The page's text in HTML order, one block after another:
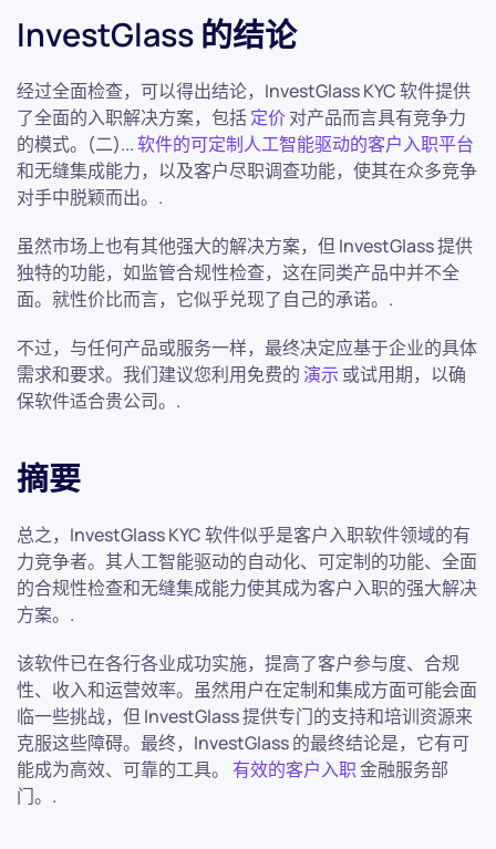
InvestGlass 的结论
经过全面检查，可以得出结论，InvestGlass KYC 软件提供
了全面的入职解决方案，包括定价对产品而言具有竞争力
的模式。(二)...软件的可定制人工智能驱动的客户入职平台
和无缝集成能力，以及客户尽职调查功能，使其在众多竞争
对手中脱颖而出。.
虽然市场上也有其他强大的解决方案，但 InvestGlass 提供
独特的功能，如监管合规性检查，这在同类产品中并不全
面。就性价比而言，它似乎兑现了自己的承诺。.
不过，与任何产品或服务一样，最终决定应基于企业的具体
需求和要求。我们建议您利用免费的 演示 或试用期，以确
保软件适合贵公司。.
摘要
总之，InvestGlass KYC 软件似乎是客户入职软件领域的有
力竞争者。其人工智能驱动的自动化、可定制的功能、全面
的合规性检查和无缝集成能力使其成为客户入职的强大解决
方案。.
该软件已在各行各业成功实施，提高了客户参与度、合规
性、收入和运营效率。虽然用户在定制和集成方面可能会面
临一些挑战，但 InvestGlass 提供专门的支持和培训资源来
克服这些障碍。最终，InvestGlass 的最终结论是，它有可
能成为高效、可靠的工具。 有效的客户入职金融服务部
门。.